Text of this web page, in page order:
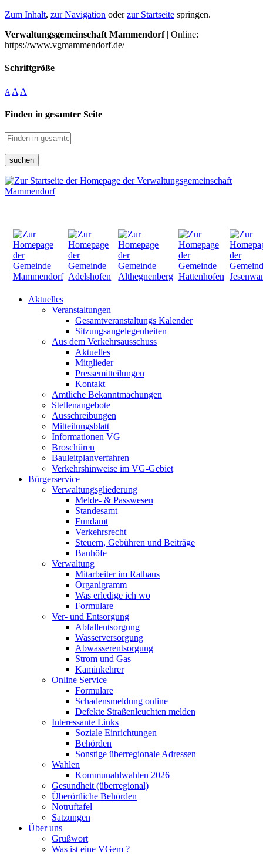
Zum Inhalt, zur Navigation oderzur Startseite springen.
Verwaltungsgemeinschaft Mammendorf| Online:
https://www.vgmammendorf.de/
Schriftgröße
A A A
Finden in gesamter Seite
suchen
Aktuelles
Veranstaltungen
Gesamtveranstaltungs Kalender
Sitzungsangelegenheiten
Aus dem Verkehrsausschuss
Aktuelles
Mitglieder
Pressemitteilungen
Kontakt
Amtliche Bekanntmachungen
Stellenangebote
Ausschreibungen
Mitteilungsblatt
Informationen VG
Broschüren
Bauleitplanverfahren
Verkehrshinweise im VG-Gebiet
Bürgerservice
Verwaltungsgliederung
Melde- & Passwesen
Standesamt
Fundamt
Verkehrsrecht
Steuern, Gebühren und Beiträge
Bauhöfe
Verwaltung
Mitarbeiter im Rathaus
Organigramm
Was erledige ich wo
Formulare
Ver- und Entsorgung
Abfallentsorgung
Wasserversorgung
Abwasserentsorgung
Strom und Gas
Kaminkehrer
Online Service
Formulare
Schadensmeldung online
Defekte Straßenleuchten melden
Interessante Links
Soziale Einrichtungen
Behörden
Sonstige überregionale Adressen
Wahlen
Kommunahlwahlen 2026
Gesundheit (überregional)
Überörtliche Behörden
Notruftafel
Satzungen
Über uns
Grußwort
Was ist eine VGem ?